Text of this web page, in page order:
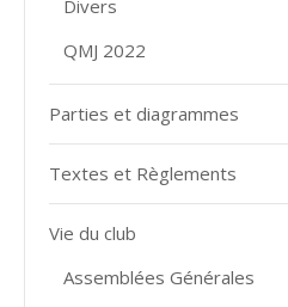
Divers
QMJ 2022
Parties et diagrammes
Textes et Règlements
Vie du club
Assemblées Générales